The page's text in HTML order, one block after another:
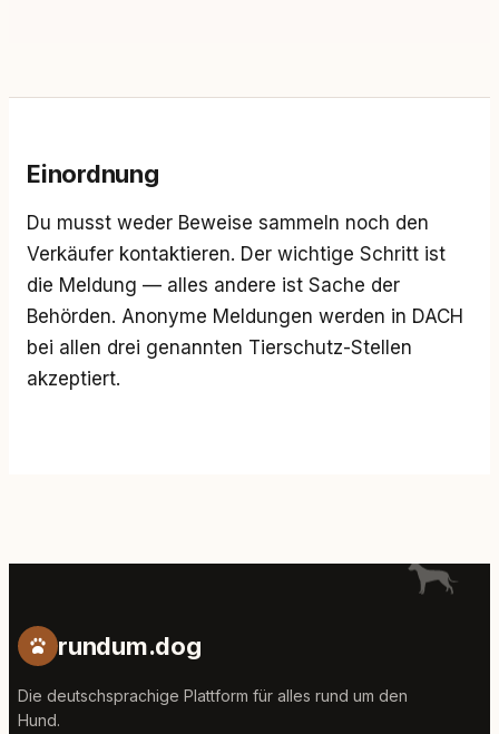
Einordnung
Du musst weder Beweise sammeln noch den
Verkäufer kontaktieren. Der wichtige Schritt ist
die Meldung — alles andere ist Sache der
Behörden. Anonyme Meldungen werden in DACH
bei allen drei genannten Tierschutz-Stellen
akzeptiert.
rundum.dog
Die deutschsprachige Plattform für alles rund um den
Hund.